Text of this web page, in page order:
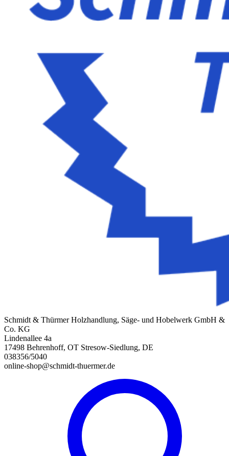
Schmidt & Thürmer Holzhandlung, Säge- und Hobelwerk GmbH &
Co. KG
Lindenallee 4a
17498 Behrenhoff, OT Stresow-Siedlung, DE
038356/5040
online-shop@schmidt-thuermer.de